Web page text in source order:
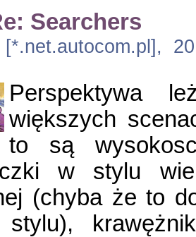
Searchers
[*.net.autocom.pl],
Perspektywa
większych
to są
w stylu
(chyba że to
stylu),